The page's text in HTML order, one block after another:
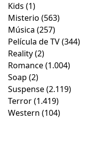
Kids (1)
Misterio (563)
Música (257)
Película de TV(344)
Reality(2)
Romance(1.004)
Soap (2)
Suspense(2.119)
Terror(1.419)
Western (104)